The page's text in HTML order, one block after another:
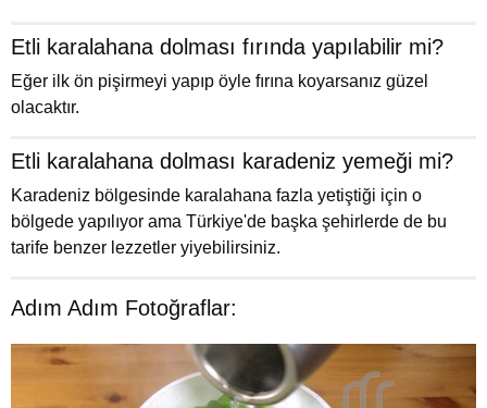
Etli karalahana dolması fırında yapılabilir mi?
Eğer ilk ön pişirmeyi yapıp öyle fırına koyarsanız güzel
olacaktır.
Etli karalahana dolması karadeniz yemeği mi?
Karadeniz bölgesinde karalahana fazla yetiştiği için o
bölgede yapılıyor ama Türkiye'de başka şehirlerde de bu
tarife benzer lezzetler yiyebilirsiniz.
Adım Adım Fotoğraflar: